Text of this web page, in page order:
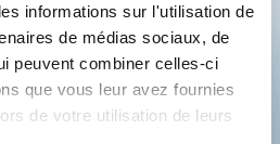
informations sur l'utilisation de
de médias sociaux, de
peuvent combiner celles-ci
que vous leur avez fournies
de votre utilisation de leurs